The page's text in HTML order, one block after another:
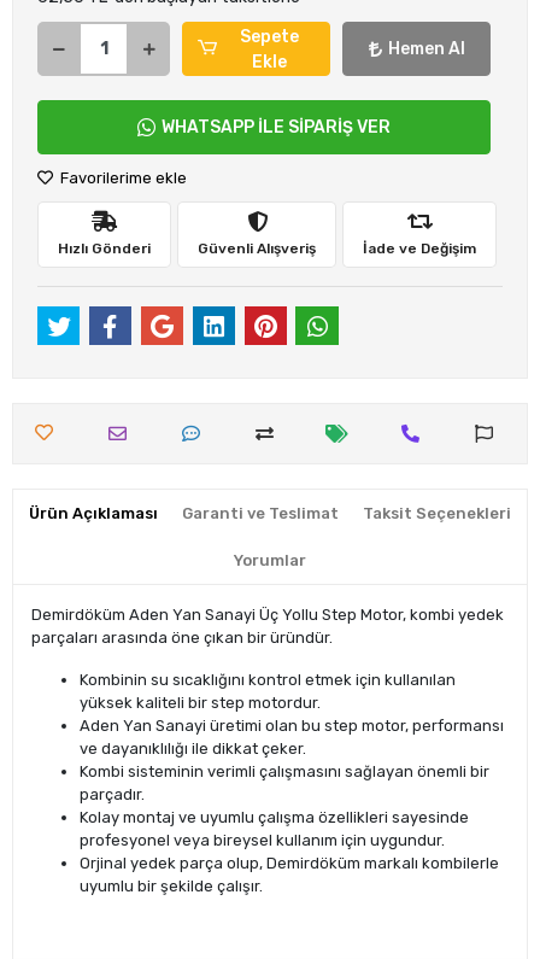
Sepete
Ekle
Hemen Al
WHATSAPP İLE SİPARİŞ VER
Favorilerime ekle
Hızlı Gönderi Güvenli Alışveriş İade ve Değişim
Ürün Açıklaması Garanti ve Teslimat Taksit Seçenekleri
Yorumlar
Demirdöküm Aden Yan Sanayi Üç Yollu Step Motor, kombi yedek
parçaları arasında öne çıkan bir üründür.
Kombinin su sıcaklığını kontrol etmek için kullanılan
yüksek kaliteli bir step motordur.
Aden Yan Sanayi üretimi olan bu step motor, performansı
ve dayanıklılığı ile dikkat çeker.
Kombi sisteminin verimli çalışmasını sağlayan önemli bir
parçadır.
Kolay montaj ve uyumlu çalışma özellikleri sayesinde
profesyonel veya bireysel kullanım için uygundur.
Orjinal yedek parça olup, Demirdöküm markalı kombilerle
uyumlu bir şekilde çalışır.